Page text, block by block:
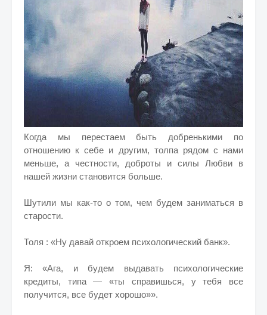
Когда мы перестаем быть добренькими по
отношению к себе и другим, толпа рядом с нами
меньше, а честности, доброты и силы Любви в
нашей жизни становится больше.
Шутили мы как-то о том, чем будем заниматься в
старости.
Толя : «Ну давай откроем психологический банк».
Я: «Ага, и будем выдавать психологические
кредиты, типа — «ты справишься, у тебя все
получится, все будет хорошо»».